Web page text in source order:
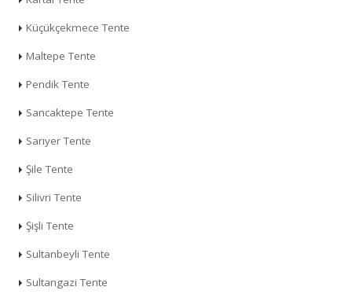
Küçükçekmece Tente
Maltepe Tente
Pendik Tente
Sancaktepe Tente
Sarıyer Tente
Şile Tente
Silivri Tente
Şişli Tente
Sultanbeyli Tente
Sultangazi Tente